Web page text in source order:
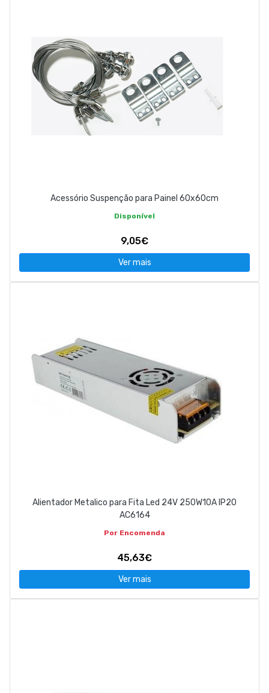
Acessório Suspenção para Painel 60x60cm
Disponível
9,05€
Ver mais
Alientador Metalico para Fita Led 24V 250W10A IP20
AC6164
Por Encomenda
45,63€
Ver mais